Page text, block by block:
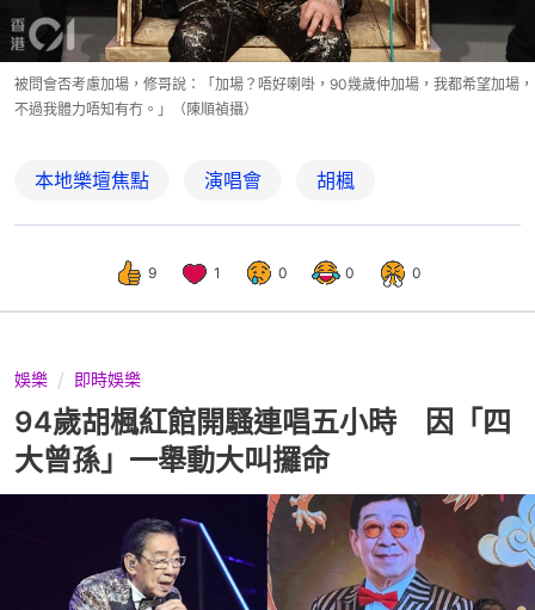
被問會否考慮加場，修哥說：「加場？唔好喇啩，90幾歲仲加場，我都希望加場，
不過我體力唔知有冇。」（陳順禎攝）
本地樂壇焦點 演唱會 胡楓
9 1 0 0 0
娛樂 即時娛樂
94歲胡楓紅館開騷連唱五小時 因「四
大曾孫」一舉動大叫攞命